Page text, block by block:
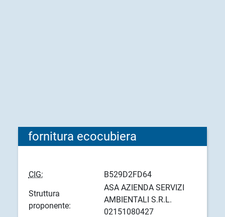
fornitura ecocubiera
CIG:
B529D2FD64
Struttura
proponente:
ASA AZIENDA SERVIZI
AMBIENTALI S.R.L.
02151080427